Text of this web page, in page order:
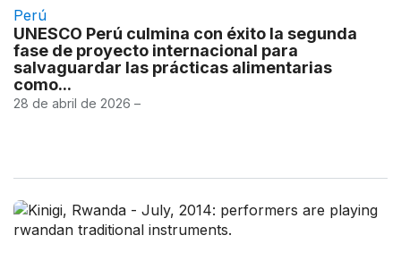
Perú
UNESCO Perú culmina con éxito la segunda
fase de proyecto internacional para
salvaguardar las prácticas alimentarias
como...
28 de abril de 2026 –